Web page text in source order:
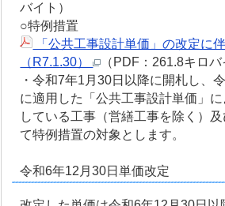
バイト）
○特例措置
「公共工事設計単価」の改定に
（R7.1.30）
（PDF：261.8キロバ
・令和7年1月30日以降に開札し、
に適用した「公共工事設計単価」
している工事（営繕工事を除く）
て特例措置の対象とします。
令和6年12月30日単価改定